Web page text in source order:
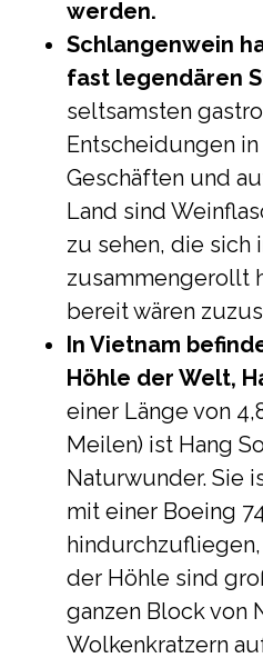
werden.
Schlangenwein
fast legendären
seltsamsten
Entscheidungen
Geschäften und
Land sind
zu sehen, die sich
zusammengerollt
bereit wären
In Vietnam
Höhle der Welt,
einer Länge von
Meilen) ist Hang
Naturwunder. Sie
mit einer Boeing
der Höhle sind
ganzen Block von
Wolkenkratzern